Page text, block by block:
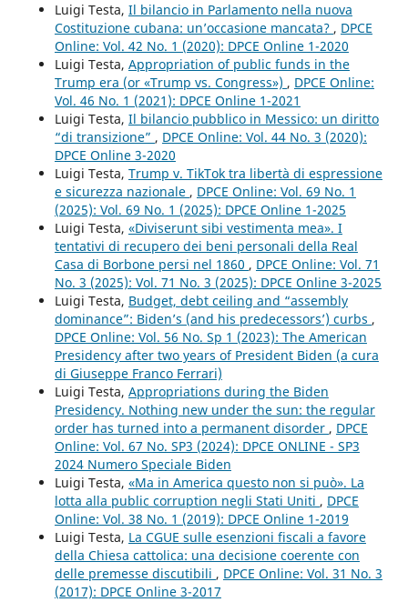
Luigi Testa, Il bilancio in Parlamento nella nuova
Costituzione cubana: un’occasione mancata? , DPCE
Online: Vol. 42 No. 1 (2020): DPCE Online 1-2020
Luigi Testa, Appropriation of public funds in the
Trump era (or «Trump vs. Congress») , DPCE Online:
Vol. 46 No. 1 (2021): DPCE Online 1-2021
Luigi Testa, Il bilancio pubblico in Messico: un diritto
“di transizione” , DPCE Online: Vol. 44 No. 3 (2020):
DPCE Online 3-2020
Luigi Testa, Trump v. TikTok tra libertà di espressione
e sicurezza nazionale , DPCE Online: Vol. 69 No. 1
(2025): Vol. 69 No. 1 (2025): DPCE Online 1-2025
Luigi Testa, «Diviserunt sibi vestimenta mea». I
tentativi di recupero dei beni personali della Real
Casa di Borbone persi nel 1860 , DPCE Online: Vol. 71
No. 3 (2025): Vol. 71 No. 3 (2025): DPCE Online 3-2025
Luigi Testa, Budget, debt ceiling and “assembly
dominance”: Biden’s (and his predecessors’) curbs ,
DPCE Online: Vol. 56 No. Sp 1 (2023): The American
Presidency after two years of President Biden (a cura
di Giuseppe Franco Ferrari)
Luigi Testa, Appropriations during the Biden
Presidency. Nothing new under the sun: the regular
order has turned into a permanent disorder , DPCE
Online: Vol. 67 No. SP3 (2024): DPCE ONLINE - SP3
2024 Numero Speciale Biden
Luigi Testa, «Ma in America questo non si può». La
lotta alla public corruption negli Stati Uniti , DPCE
Online: Vol. 38 No. 1 (2019): DPCE Online 1-2019
Luigi Testa, La CGUE sulle esenzioni fiscali a favore
della Chiesa cattolica: una decisione coerente con
delle premesse discutibili , DPCE Online: Vol. 31 No. 3
(2017): DPCE Online 3-2017